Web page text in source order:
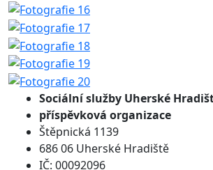
Sociální služby Uherské
příspěvková organizace
Štěpnická 1139
686 06 Uherské Hradiště
IČ: 00092096